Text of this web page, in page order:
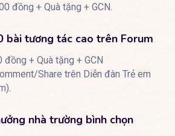
đồng + Quà tặng + GCN.
bài tương tác cao trên Forum
đồng + Quà tặng + GCN
Share trên Diễn đàn Trẻ em
nhà trường bình chọn